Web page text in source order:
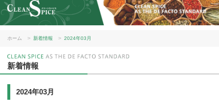
ホーム 新着情報 2024年03月
新着情報
2024年03月